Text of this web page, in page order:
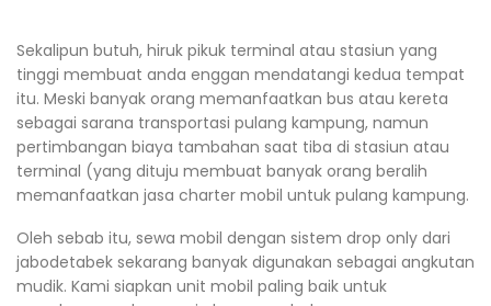
Sekalipun butuh, hiruk pikuk terminal atau stasiun yang
tinggi membuat anda enggan mendatangi kedua tempat
itu. Meski banyak orang memanfaatkan bus atau kereta
sebagai sarana transportasi pulang kampung, namun
pertimbangan biaya tambahan saat tiba di stasiun atau
terminal (yang dituju membuat banyak orang beralih
memanfaatkan jasa charter mobil untuk pulang kampung.
Oleh sebab itu, sewa mobil dengan sistem drop only dari
jabodetabek sekarang banyak digunakan sebagai angkutan
mudik. Kami siapkan unit mobil paling baik untuk